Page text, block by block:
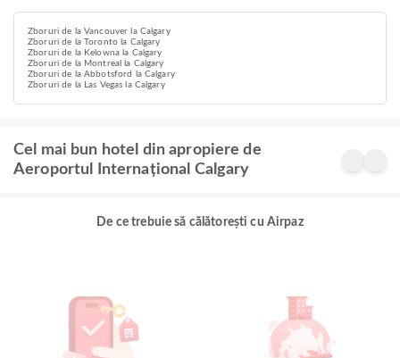
Zboruri de la Vancouver la Calgary
Zboruri de la Toronto la Calgary
Zboruri de la Kelowna la Calgary
Zboruri de la Montreal la Calgary
Zboruri de la Abbotsford la Calgary
Zboruri de la Las Vegas la Calgary
Cel mai bun hotel din apropiere de
Aeroportul Internațional Calgary
De ce trebuie să călătorești cu Airpaz